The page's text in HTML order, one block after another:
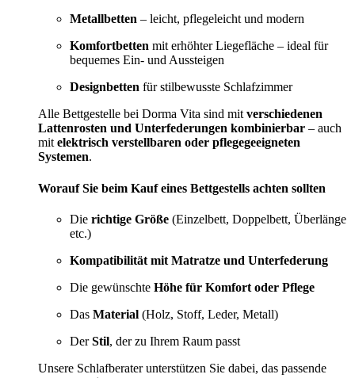
Metallbetten – leicht, pflegeleicht und modern
Komfortbetten mit erhöhter Liegefläche – ideal für
bequemes Ein- und Aussteigen
Designbetten für stilbewusste Schlafzimmer
Alle Bettgestelle bei Dorma Vita sind mit verschiedenen
Lattenrosten und Unterfederungen kombinierbar – auch
mit elektrisch verstellbaren oder pflegegeeigneten
Systemen.
Worauf Sie beim Kauf eines Bettgestells achten sollten
Die richtige Größe (Einzelbett, Doppelbett, Überlänge
etc.)
Kompatibilität mit Matratze und Unterfederung
Die gewünschte Höhe für Komfort oder Pflege
Das Material (Holz, Stoff, Leder, Metall)
DerStil, der zu Ihrem Raum passt
Unsere Schlafberater unterstützen Sie dabei, das passende